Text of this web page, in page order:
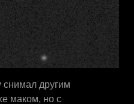
снимал другим
маком, но с